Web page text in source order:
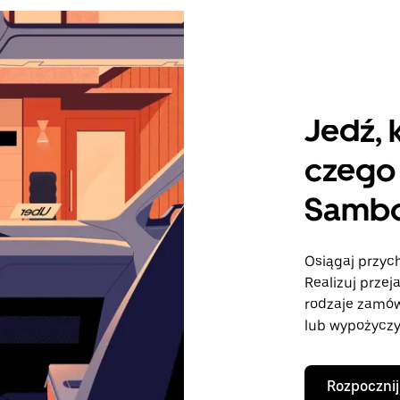
Jedź,
Osiągaj
Realizuj
rodzaje
lub
Rozpocznij